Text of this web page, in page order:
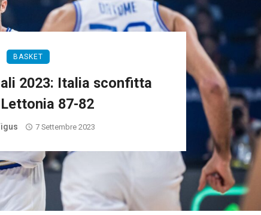
BASKET
2023: Italia sconfitta
87-82
7 Settembre 2023